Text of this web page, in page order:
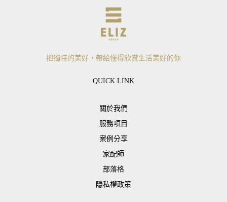
把獨特的美好，帶給懂得欣賞生活美好的你
QUICK LINK
關於我們
服務項目
案例分享
家配師
部落格
隱私權政策